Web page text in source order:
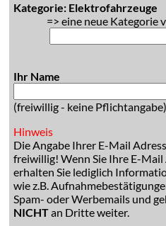
Kategorie: Elektrofahrzeuge
=> eine neue Kategorie
Ihr Name
(freiwillig - keine Pflichtangabe)
Hinweis
Die Angabe Ihrer E-Mail
freiwillig! Wenn Sie Ihre E-Mail
erhalten Sie lediglich
wie z.B.
Spam- oder Werbemails und
NICHTan Dritte weiter.